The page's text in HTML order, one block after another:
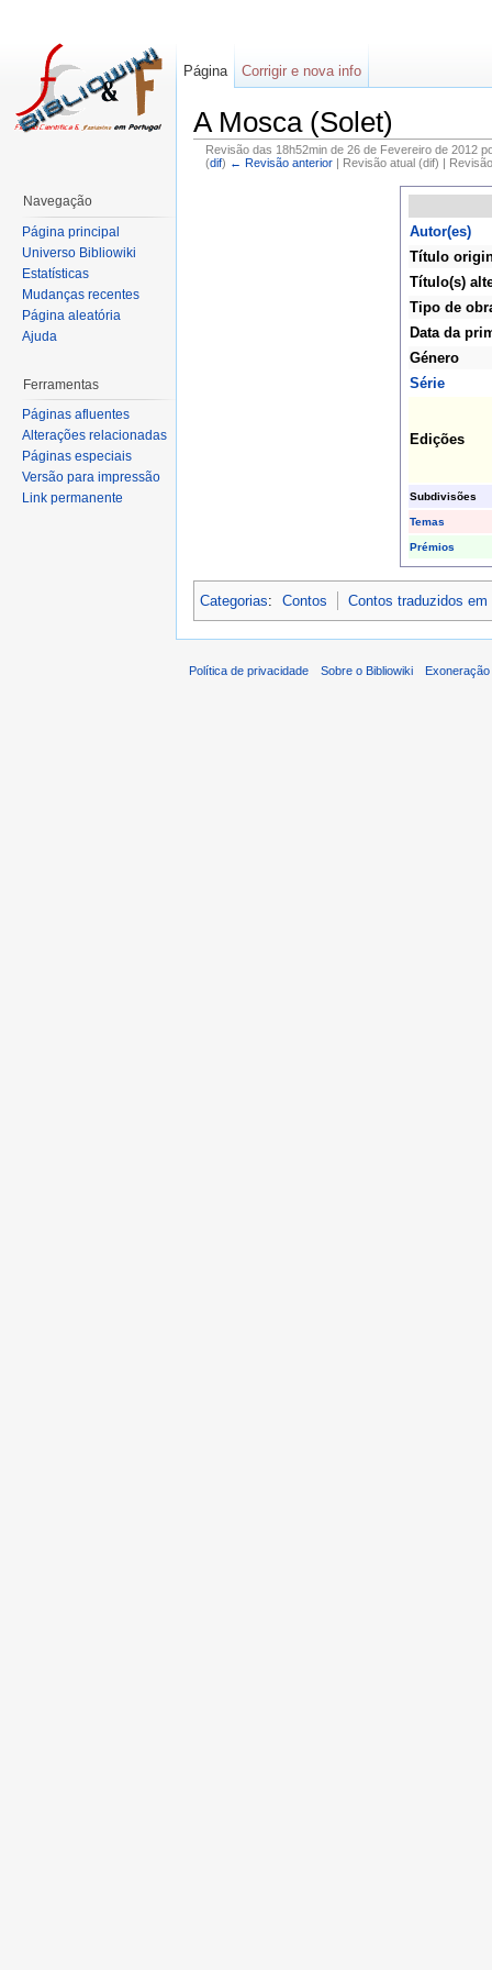
A Mosca (Solet)
Revisão das 18h52min de 26 de Fevereiro de 2012
(dif) ← Revisão anterior| Revisão atual (dif) |
Autor(es)
Título
Título(s)
Tipo de
Data da
Género
Série
Edições
Subdivisões
Temas
Prémios
Categorias: Contos Contos traduzidos em
Página Corrigir e nova info
Navegação
Página principal
Universo Bibliowiki
Estatísticas
Mudanças recentes
Página aleatória
Ajuda
Ferramentas
Páginas afluentes
Alterações relacionadas
Páginas especiais
Versão para impressão
Link permanente
Política de privacidade Sobre o Bibliowiki